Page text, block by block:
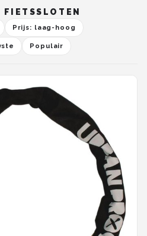
Prijs: laag-hoog
Populair